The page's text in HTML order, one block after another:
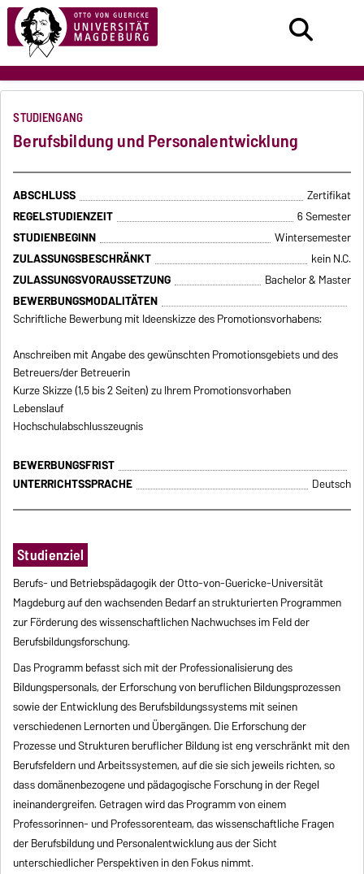
STUDIENGANG
Berufsbildung und Personalentwicklung
ABSCHLUSS
Zertifikat
REGELSTUDIENZEIT
6 Semester
STUDIENBEGINN
Wintersemester
ZULASSUNGSBESCHRÄNKT
kein N.C.
ZULASSUNGSVORAUSSETZUNG
Bachelor & Master
BEWERBUNGSMODALITÄTEN
Schriftliche Bewerbung mit Ideenskizze des Promotionsvorhabens:
Anschreiben mit Angabe des gewünschten Promotionsgebiets und des
Betreuers/der Betreuerin
Kurze Skizze (1,5 bis 2 Seiten) zu Ihrem Promotionsvorhaben
Lebenslauf
Hochschulabschlusszeugnis
BEWERBUNGSFRIST
UNTERRICHTSSPRACHE
Deutsch
Studienziel
Berufs- und Betriebspädagogik der Otto-von-Guericke-Universität
Magdeburg auf den wachsenden Bedarf an strukturierten Programmen
zur Förderung des wissenschaftlichen Nachwuchses im Feld der
Berufsbildungsforschung.
Das Programm befasst sich mit der Professionalisierung des
Bildungspersonals, der Erforschung von beruflichen Bildungsprozessen
sowie der Entwicklung des Berufsbildungssystems mit seinen
verschiedenen Lernorten und Übergängen. Die Erforschung der
Prozesse und Strukturen beruflicher Bildung ist eng verschränkt mit den
Berufsfeldern und Arbeitssystemen, auf die sie sich jeweils richten, so
dass domänenbezogene und pädagogische Forschung in der Regel
ineinandergreifen. Getragen wird das Programm von einem
Professorinnen- und Professorenteam, das wissenschaftliche Fragen
der Berufsbildung und Personalentwicklung aus der Sicht
unterschiedlicher Perspektiven in den Fokus nimmt.